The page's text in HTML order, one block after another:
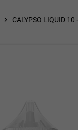
chevron_right CALYPSO LIQUID 10